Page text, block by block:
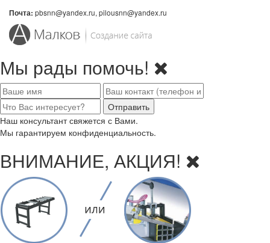
Почта: pbsnn@yandex.ru, pilousnn@yandex.ru
Мы рады помочь!
Наш консультант свяжется с Вами.
Мы гарантируем конфиденциальность.
ВНИМАНИЕ, АКЦИЯ!